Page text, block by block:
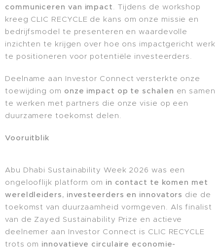
communiceren van impact. Tijdens de workshop
kreeg CLIC RECYCLE de kans om onze missie en
bedrijfsmodel te presenteren en waardevolle
inzichten te krijgen over hoe ons impactgericht werk
te positioneren voor potentiële investeerders.
Deelname aan Investor Connect versterkte onze
toewijding om onze impact op te schalen en samen
te werken met partners die onze visie op een
duurzamere toekomst delen.
Vooruitblik
Abu Dhabi Sustainability Week 2026 was een
ongelooflijk platform om in contact te komen met
wereldleiders, investeerders en innovators die de
toekomst van duurzaamheid vormgeven. Als finalist
van de Zayed Sustainability Prize en actieve
deelnemer aan Investor Connect is CLIC RECYCLE
trots om innovatieve circulaire economie-